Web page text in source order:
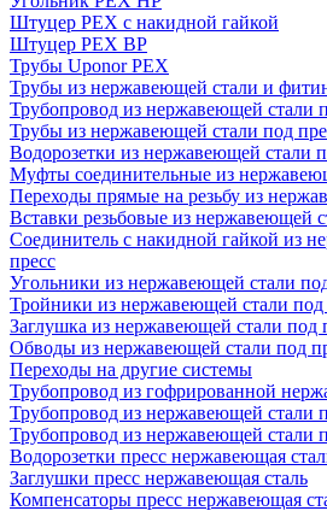
Штуцер PEX c накидной гайкой
Штуцер PEX ВР
Трубы Uponor PEX
Трубы из нержавеющей стали и
Трубопровод из нержавеющей стали
Трубы из нержавеющей стали под
Водорозетки из нержавеющей стали
Муфты соединительные из
Переходы прямые на резьбу из
Вставки резьбовые из нержавеющей
Соединитель с накидной гайкой из
пресс
Угольники из нержавеющей стали
Тройники из нержавеющей стали под
Заглушка из нержавеющей стали под
Обводы из нержавеющей стали под
Переходы на другие системы
Трубопровод из гофрированной
Трубопровод из нержавеющей стали
Трубопровод из нержавеющей стали
Водорозетки пресс нержавеющая
Заглушки пресс нержавеющая сталь
Компенсаторы пресс нержавеющая